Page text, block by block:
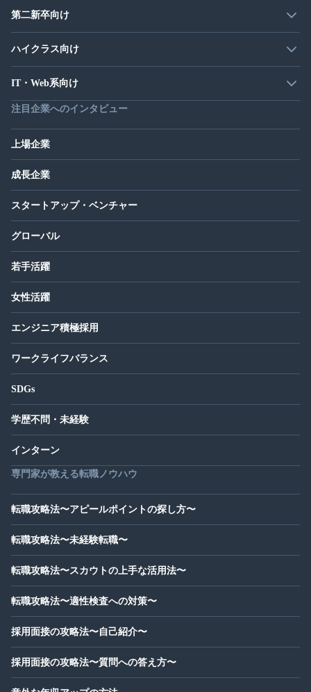
第二新卒向け
ハイクラス向け
IT・Web系向け
注目企業へのインタビュー
上場企業
成長企業
スタートアップ・ベンチャー
グローバル
若手活躍
女性活躍
エンジニア積極採用
ワークライフバランス
SDGs
学歴不問・未経験
インターン
専門家が教える転職ノウハウ
転職攻略法〜アピールポイントの探し方〜
転職攻略法〜未経験転職〜
転職攻略法〜スカウトの上手な活用法〜
転職攻略法〜適性検査への対策〜
採用面接の攻略法〜自己紹介〜
採用面接の攻略法〜質問への答え方〜